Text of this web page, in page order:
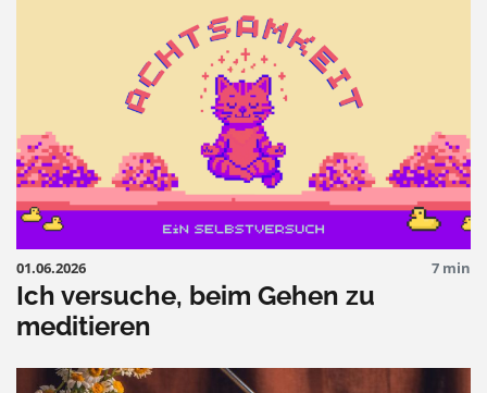
01.06.2026 7 min
Ich versuche, beim Gehen zu
meditieren